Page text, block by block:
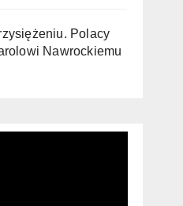
Polacy
Nawrockiemu